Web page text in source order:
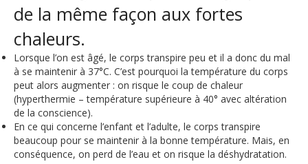
de la même façon aux fortes
chaleurs.
Lorsque l’on est âgé, le corps transpire peu et il a donc du mal
à se maintenir à 37°C. C’est pourquoi la température du corps
peut alors augmenter : on risque le coup de chaleur
(hyperthermie – température supérieure à 40° avec altération
de la conscience).
En ce qui concerne l’enfant et l’adulte, le corps transpire
beaucoup pour se maintenir à la bonne température. Mais, en
conséquence, on perd de l’eau et on risque la déshydratation.